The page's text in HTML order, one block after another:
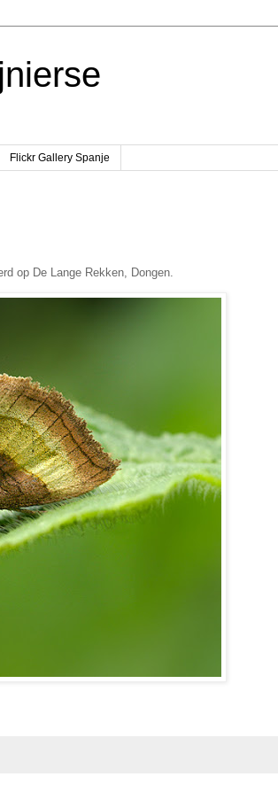
Flickr Gallery Spanje
op De Lange Rekken, Dongen.